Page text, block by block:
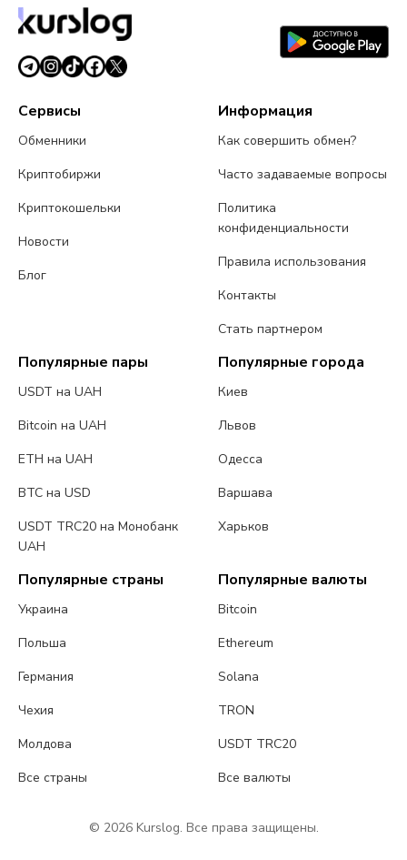
3 августа 2026 г.4 мин чтения
Сервисы
Обменники
Криптобиржи
Криптокошельки
Новости
Блог
Информация
Как совершить обмен?
Часто задаваемые вопросы
Политика
конфиденциальности
Правила использования
Контакты
Стать партнером
Популярные пары
USDT на UAH
Bitcoin на UAH
ETH на UAH
BTC на USD
USDT TRC20 на Монобанк
UAH
Популярные города
Киев
Львов
Одесса
Варшава
Харьков
Популярные страны
Украина
Польша
Германия
Чехия
Молдова
Все страны
Популярные валюты
Bitcoin
Ethereum
Solana
TRON
USDT TRC20
Все валюты
© 2026 Kurslog. Все права защищены.